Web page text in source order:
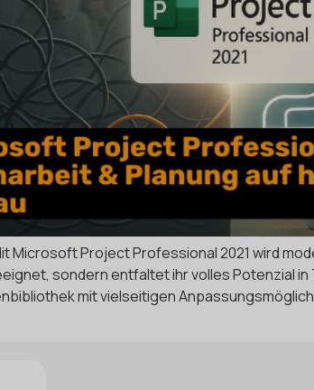
Microsoft Project Professional 2021 wird
sondern entfaltet ihr volles Potenzial
mit vielseitigen